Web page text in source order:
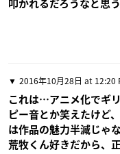
叩かれるだろうなと思
2016年10月28日 at 12:20
これは…アニメ化でギ
ピー音とか笑えたけど
は作品の魅力半減じゃ
荒牧くん好きだから、